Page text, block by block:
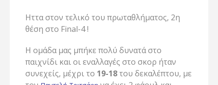
Ηττα στον τελικό του πρωταθλήματος, 2η
θέση στο Final-4 !
Η ομάδα μας μπήκε πολύ δυνατά στο
παιχνίδι και οι εναλλαγές στο σκορ ήταν
συνεχείς, μέχρι το 19-18του δεκαλέπτου, με